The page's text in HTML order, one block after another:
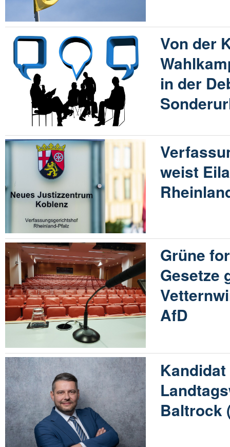
Von der
in der
weist
Grüne
Gesetze
AfD
Baltrock